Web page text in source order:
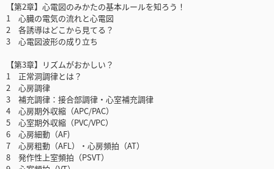
【第2章】心電図のみかたの基本ルールを知ろう！
1 心臓の電気の流れと心電図
2 各誘導はどこから見てる？
3 心電図波形の成り立ち
【第3章】リズムがおかしい？
1 正常洞調律とは？
2 心房調律
3 補充調律：接合部調律・心室補充調律
4 心房期外収縮（APC/PAC）
5 心室期外収縮（PVC/VPC）
6 心房細動（AF)
7 心房粗動（AFL）・心房頻拍（AT）
8 発作性上室頻拍（PSVT）